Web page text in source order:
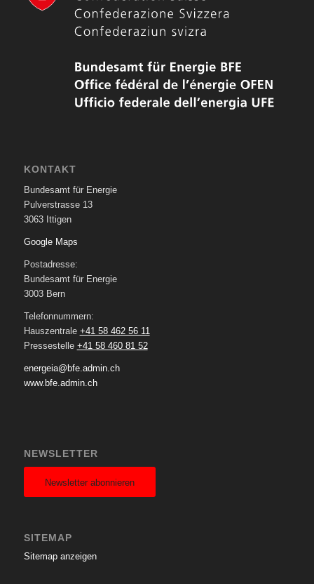
KONTAKT
Bundesamt für Energie
Pulverstrasse 13
3063 Ittigen
Google Maps
Postadresse:
Bundesamt für Energie
3003 Bern
Telefonnummern:
Hauszentrale +41 58 462 56 11
Pressestelle +41 58 460 81 52
energeia@bfe.admin.ch
www.bfe.admin.ch
NEWSLETTER
Newsletter abonnieren
SITEMAP
Sitemap anzeigen